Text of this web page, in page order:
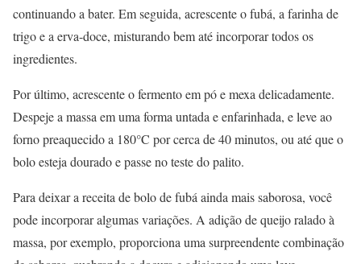
continuando a bater. Em seguida, acrescente o fubá, a farinha de
trigo e a erva-doce, misturando bem até incorporar todos os
ingredientes.
Por último, acrescente o fermento em pó e mexa delicadamente.
Despeje a massa em uma forma untada e enfarinhada, e leve ao
forno preaquecido a 180°C por cerca de 40 minutos, ou até que o
bolo esteja dourado e passe no teste do palito.
Para deixar a receita de bolo de fubá ainda mais saborosa, você
pode incorporar algumas variações. A adição de queijo ralado à
massa, por exemplo, proporciona uma surpreendente combinação